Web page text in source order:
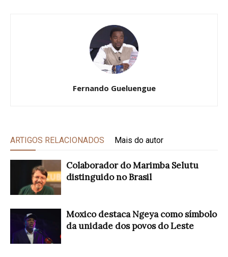
Fernando Gueluengue
ARTIGOS RELACIONADOS Mais do autor
Colaborador do Marimba Selutu
distinguido no Brasil
Moxico destaca Ngeya como símbolo
da unidade dos povos do Leste